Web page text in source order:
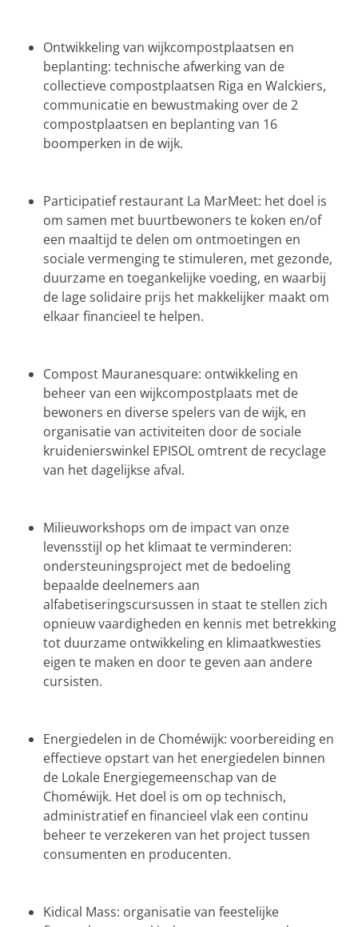
Ontwikkeling van wijkcompostplaatsen en
beplanting: technische afwerking van de
collectieve compostplaatsen Riga en Walckiers,
communicatie en bewustmaking over de 2
compostplaatsen en beplanting van 16
boomperken in de wijk.
Participatief restaurant La MarMeet: het doel is
om samen met buurtbewoners te koken en/of
een maaltijd te delen om ontmoetingen en
sociale vermenging te stimuleren, met gezonde,
duurzame en toegankelijke voeding, en waarbij
de lage solidaire prijs het makkelijker maakt om
elkaar financieel te helpen.
Compost Mauranesquare: ontwikkeling en
beheer van een wijkcompostplaats met de
bewoners en diverse spelers van de wijk, en
organisatie van activiteiten door de sociale
kruidenierswinkel EPISOL omtrent de recyclage
van het dagelijkse afval.
Milieuworkshops om de impact van onze
levensstijl op het klimaat te verminderen:
ondersteuningsproject met de bedoeling
bepaalde deelnemers aan
alfabetiseringscursussen in staat te stellen zich
opnieuw vaardigheden en kennis met betrekking
tot duurzame ontwikkeling en klimaatkwesties
eigen te maken en door te geven aan andere
cursisten.
Energiedelen in de Choméwijk: voorbereiding en
effectieve opstart van het energiedelen binnen
de Lokale Energiegemeenschap van de
Choméwijk. Het doel is om op technisch,
administratief en financieel vlak een continu
beheer te verzekeren van het project tussen
consumenten en producenten.
Kidical Mass: organisatie van feestelijke